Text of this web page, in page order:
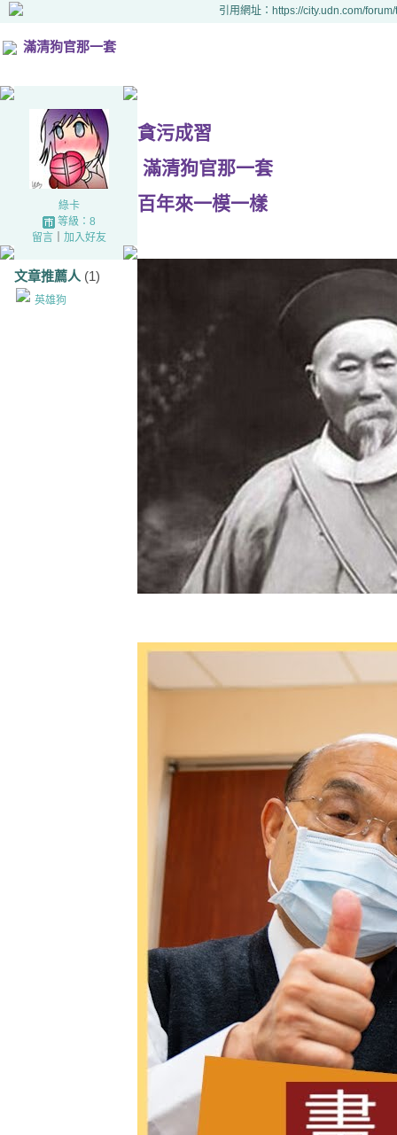
引用網址：https://city.udn.com/
滿清狗官那一套
綠卡
等級：8
留言｜ 加入好友
文章推薦人 (1)
英雄狗
貪污成習
滿清狗官那一套
百年來一模一樣